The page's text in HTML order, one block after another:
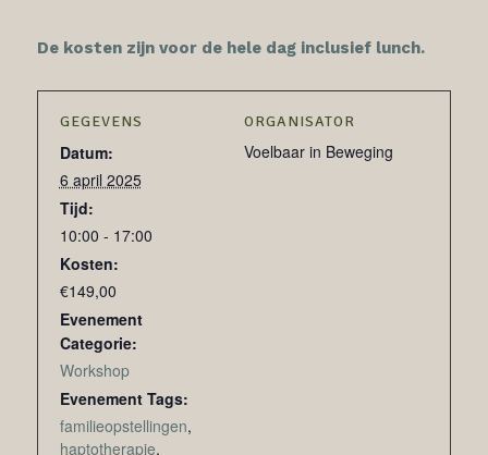
De kosten zijn voor de hele dag inclusief lunch.
GEGEVENS
Datum:
6 april 2025
Tijd:
10:00 - 17:00
Kosten:
€149,00
Evenement
Categorie:
Workshop
Evenement Tags:
familieopstellingen,
haptotherapie,
ORGANISATOR
Voelbaar in Beweging